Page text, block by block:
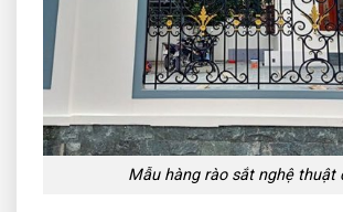
Mẫu hàng rào sắt nghệ thuật